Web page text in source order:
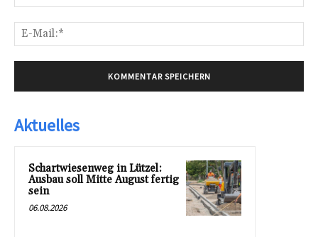
Aktuelles
Schartwiesenweg in Lützel:
Ausbau soll Mitte August fertig
sein
06.08.2026